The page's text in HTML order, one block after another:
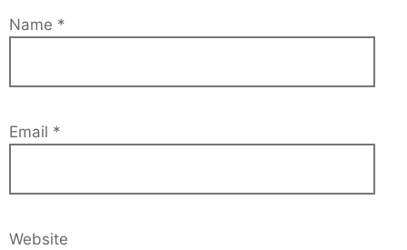
Name *
Email *
Website